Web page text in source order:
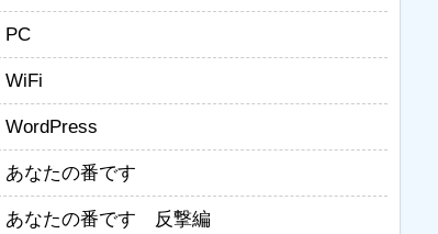
PC
WiFi
WordPress
あなたの番です
あなたの番です 反撃編